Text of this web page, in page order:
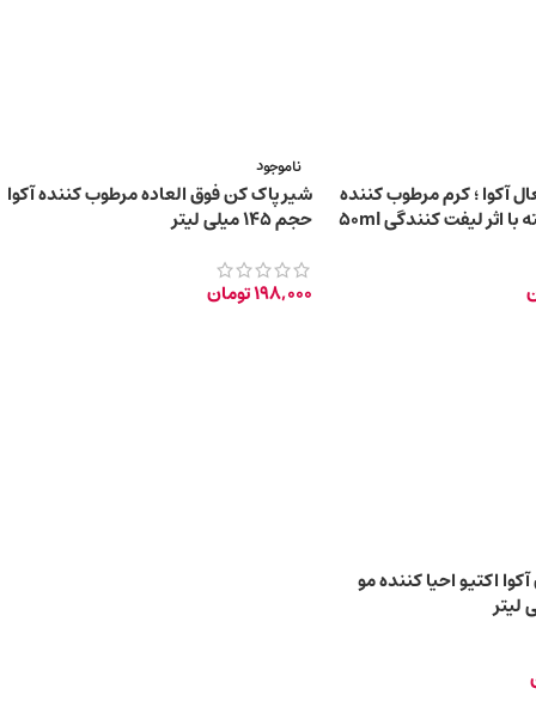
آکوا ؛ کرم مرطوب کننده
ناموجود
شیر پاک کن فوق العاده مرطوب کننده آکوا
حجم ۱۴۵ میلی لیتر
198,000تومان
اکتیو احیا کننده مو